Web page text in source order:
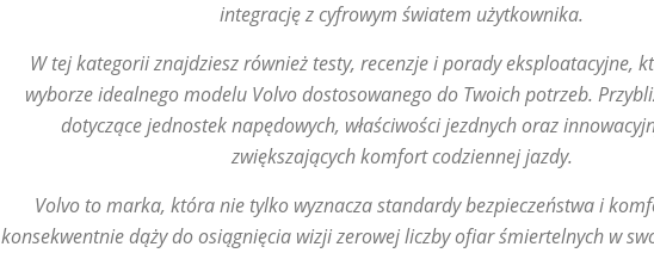
integrację z cyfrowym światem użytkownika.
W tej kategorii znajdziesz również testy, recenzje i porady eksploatacyjne,
wyborze idealnego modelu Volvo dostosowanego do Twoich potrzeb.
dotyczące jednostek napędowych, właściwości jezdnych oraz
zwiększających komfort codziennej jazdy.
Volvo to marka, która nie tylko wyznacza standardy bezpieczeństwa i
konsekwentnie dąży do osiągnięcia wizji zerowej liczby ofiar śmiertelnych w